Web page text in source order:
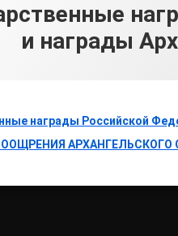
и награды
награды Российской